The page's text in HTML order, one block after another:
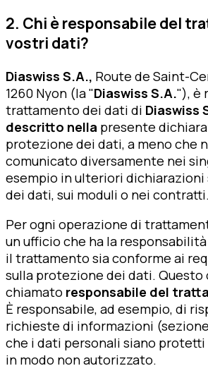
2. Chi è responsabile del
vostri dati?
Diaswiss S.A., Route de Saint-
1260 Nyon (la "Diaswiss S.A."), è
trattamento dei dati di Diaswiss
descritto nella presente
protezione dei dati, a meno che
comunicato diversamente nei
esempio in ulteriori
dei dati, sui moduli o nei contratti.
Per ogni operazione di
un ufficio che ha la
il trattamento sia conforme ai
sulla protezione dei dati. Questo
chiamato responsabile del
È responsabile, ad esempio, di
richieste di informazioni
che i dati personali siano
in modo non autorizzato.